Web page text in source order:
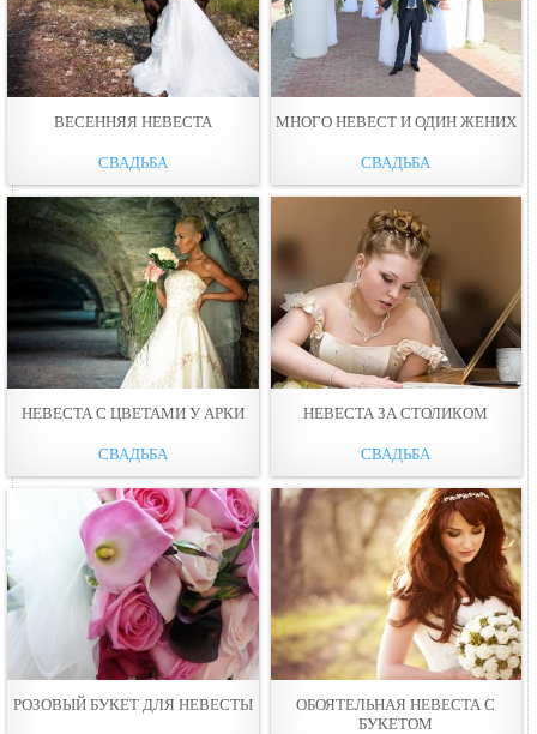
ВЕСЕННЯЯ НЕВЕСТА
СВАДЬБА
МНОГО НЕВЕСТ И ОДИН ЖЕНИХ
СВАДЬБА
НЕВЕСТА С ЦВEТАМИ У АРКИ
СВАДЬБА
НЕВЕСТА ЗА СТОЛИКОМ
СВАДЬБА
РОЗОВЫЙ БУКЕТ ДЛЯ НЕВЕСТЫ
ОБОЯТЕЛЬНАЯ НЕВЕСТА С
БУКЕТОМ